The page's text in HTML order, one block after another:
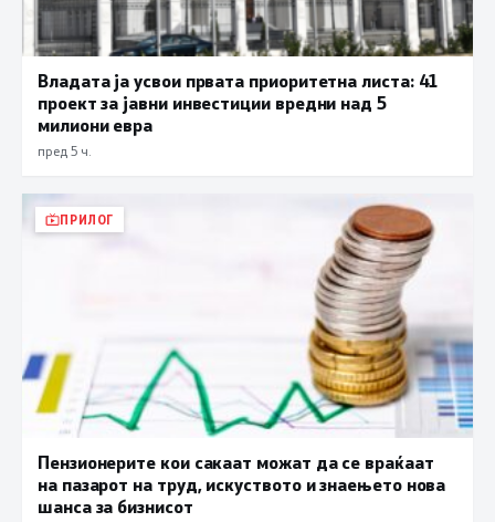
Владата ја усвои првата приоритетна листа: 41
проект за јавни инвестиции вредни над 5
милиони евра
пред 5 ч.
ПРИЛОГ
Пензионерите кои сакаат можат да се враќаат
на пазарот на труд, искуството и знаењето нова
шанса за бизнисот